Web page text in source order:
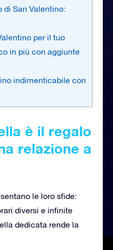
di San Valentino:
per il tuo
in più con aggiunte
indimenticabile con
è il regalo
relazione a
le loro sfide:
diversi e infinite
dedicata rende la